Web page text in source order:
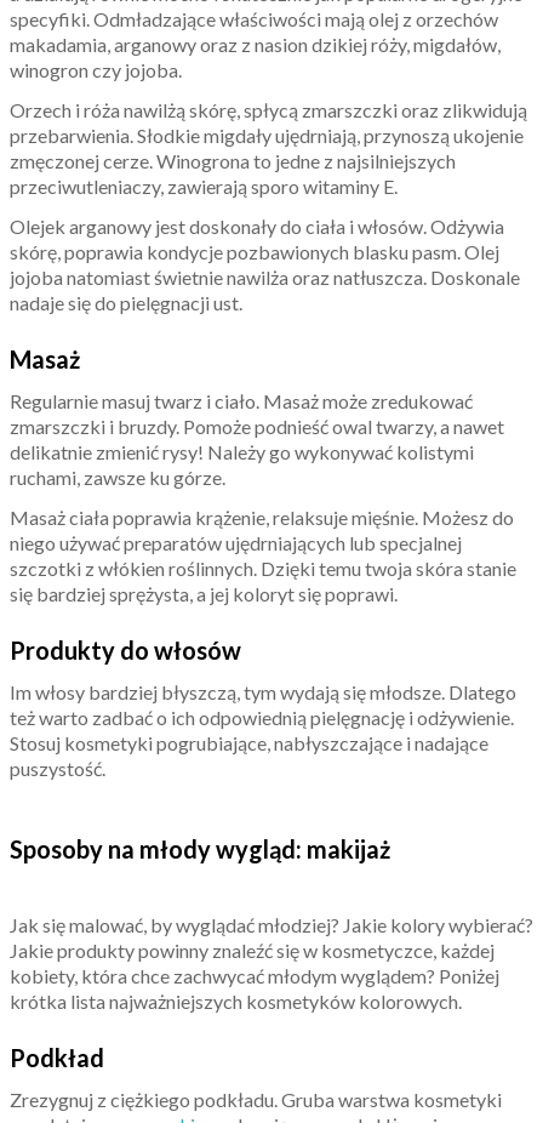
specyfiki. Odmładzające właściwości mają olej z orzechów
makadamia, arganowy oraz z nasion dzikiej róży, migdałów,
winogron czy jojoba.
Orzech i róża nawilżą skórę, spłycą zmarszczki oraz zlikwidują
przebarwienia. Słodkie migdały ujędrniają, przynoszą ukojenie
zmęczonej cerze. Winogrona to jedne z najsilniejszych
przeciwutleniaczy, zawierają sporo witaminy E.
Olejek arganowy jest doskonały do ciała i włosów. Odżywia
skórę, poprawia kondycje pozbawionych blasku pasm. Olej
jojoba natomiast świetnie nawilża oraz natłuszcza. Doskonale
nadaje się do pielęgnacji ust.
Masaż
Regularnie masuj twarz i ciało. Masaż może zredukować
zmarszczki i bruzdy. Pomoże podnieść owal twarzy, a nawet
delikatnie zmienić rysy! Należy go wykonywać kolistymi
ruchami, zawsze ku górze.
Masaż ciała poprawia krążenie, relaksuje mięśnie. Możesz do
niego używać preparatów ujędrniających lub specjalnej
szczotki z włókien roślinnych. Dzięki temu twoja skóra stanie
się bardziej sprężysta, a jej koloryt się poprawi.
Produkty do włosów
Im włosy bardziej błyszczą, tym wydają się młodsze. Dlatego
też warto zadbać o ich odpowiednią pielęgnację i odżywienie.
Stosuj kosmetyki pogrubiające, nabłyszczające i nadające
puszystość.
Sposoby na młody wygląd: makijaż
Jak się malować, by wyglądać młodziej? Jakie kolory wybierać?
Jakie produkty powinny znaleźć się w kosmetyczce, każdej
kobiety, która chce zachwycać młodym wyglądem? Poniżej
krótka lista najważniejszych kosmetyków kolorowych.
Podkład
Zrezygnuj z ciężkiego podkładu. Gruba warstwa kosmetyki